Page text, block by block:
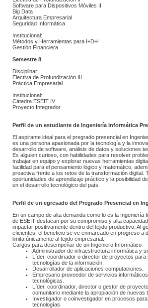
Software para Dispositivos Móviles II
Big Data
Arquitectura Empresarial
Seguridad Informática
Institucional:
Métodos y Herramientas para I+D+i
Gestión Financiera
Semestre 8
Disciplinar:
Electiva de Profundización III
Práctica Empresarial
Institucional:
Cátedra ESEIT IV
Proyecto Integrador
Perfil de un estudiante de Ingeniería Informática
El aspirante ideal para el pregrado presencial en
es una persona apasionada por la tecnología y la
desarrollo de software, análisis de datos y soluciones
Es alguien curioso, con habilidades para resolver
trabajar en equipo y explorar nuevas herramientas
facilidad para el pensamiento lógico y matemático,
proactiva frente a los retos de la transformación digital.
oportunidades de aprendizaje práctico y la posibilidad
en el desarrollo tecnológico del país.
Perfil de un egresado del Pregrado Presencial en
En un campo de alta demanda como lo es la Ingeniería
de ESEIT destacan por su compromiso y alta
impactar positivamente dentro del tejido productivo. Al
eficientes, el beneficio se ve enmarcado en progreso a
limita únicamente al tejido empresarial.
Cargos para desempeñar de un Ingeniero Informático
Administrador de infraestructura informática y
Líder, coordinador o director de proyectos para
tecnologías de la información.
Desarrollador de aplicaciones computaciones.
Empresario proveedor de servicios
tecnológicas.
Líder, coordinador, director o gestor de
comunitario mediante la apropiación de nuevas
Investigador o coinvestigador en procesos
tecnologías